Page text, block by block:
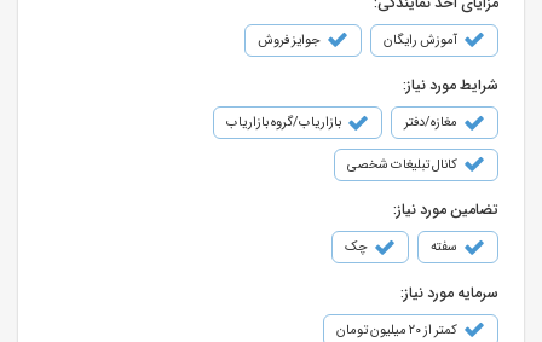
آموزش رایگان جوایز فروش
شرایط مورد نیاز:
مغازه/دفتر بازاریاب/گروه بازاریاب
کانال تبلیغات شخصی
تضامین مورد نیاز:
سفته چک
سرمایه مورد نیاز:
کمتر از ۲۰ میلیون تومان